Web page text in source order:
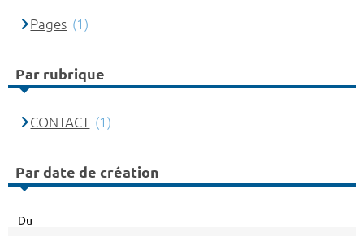
Pages (1)
Par rubrique
CONTACT (1)
Par date de création
Du